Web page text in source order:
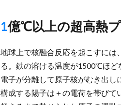
1億℃以上の超高熱
地球上で核融合反応を起こすに
る。鉄の溶ける温度が1500℃ほど
電子が分離して原子核がむき出
構成する陽子は＋の電荷を帯び